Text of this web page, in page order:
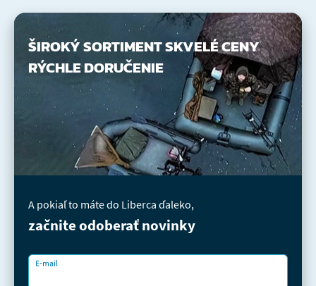
ŠIROKÝ SORTIMENTSKVELÉ CENY
RÝCHLE DORUČENIE
A pokiaľ to máte do Liberca ďaleko,
začnite odoberať novinky
E-mail